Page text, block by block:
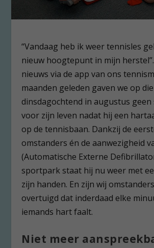
“Vandaag heb ik weer tennisles
nieuw hoogtepunt in mijn
nieuws via de app van ons
maanden geleden gaven we op
dinsdagochtend in augustus
voor zijn leven nadat hij een
op de tennisbaan. Dankzij de
omstanders én de aanwezigheid
(Automatische Externe
sportpark staat hij nu weer met
zijn handen. En zijn wij
overtuigd dat inderdaad elke
iemands hart faalt.
Niet meer